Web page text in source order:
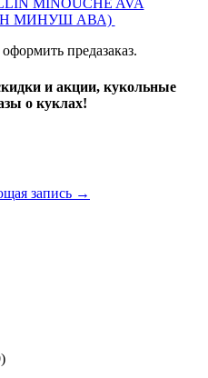
предазаказ.
и акции, кукольные
о куклах!
запись →